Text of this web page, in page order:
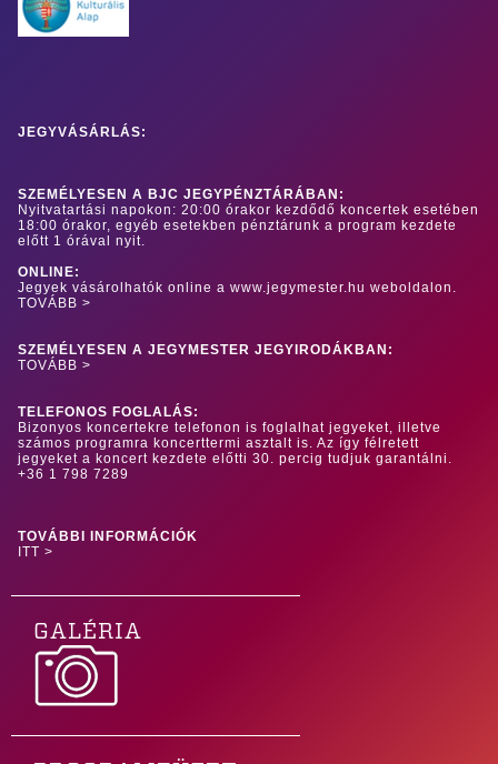
JEGYVÁSÁRLÁS:
SZEMÉLYESEN A BJC JEGYPÉNZTÁRÁBAN:
Nyitvatartási napokon: 20:00 órakor kezdődő koncertek esetében
18:00 órakor, egyéb esetekben pénztárunk a program kezdete
előtt 1 órával nyit.
ONLINE:
Jegyek vásárolhatók online a www.jegymester.hu weboldalon.
TOVÁBB >
SZEMÉLYESEN A JEGYMESTER JEGYIRODÁKBAN:
TOVÁBB >
TELEFONOS FOGLALÁS:
Bizonyos koncertekre telefonon is foglalhat jegyeket, illetve
számos programra koncerttermi asztalt is. Az így félretett
jegyeket a koncert kezdete előtti 30. percig tudjuk garantálni.
+36 1 798 7289
TOVÁBBI INFORMÁCIÓK
ITT >
GALÉRIA